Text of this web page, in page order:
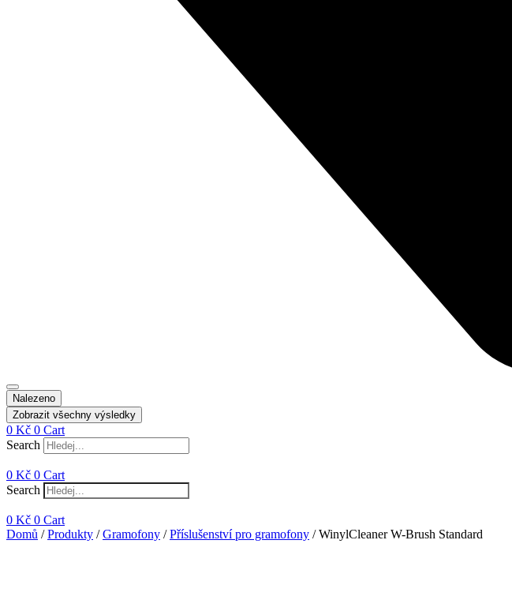
Nalezeno
Zobrazit všechny výsledky
0 Kč 0 Cart
Search
0 Kč 0 Cart
Search
0 Kč 0 Cart
Domů /Produkty /Gramofony /Příslušenství pro gramofony / WinylCleaner W-Brush Standard